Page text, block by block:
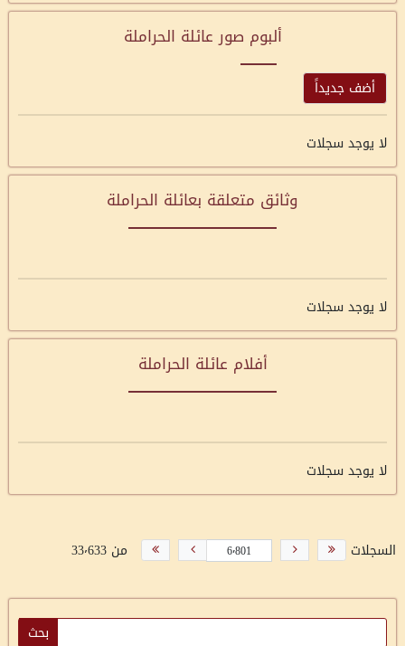
ألبوم صور عائلة الحراملة
أضف جديداً
لا يوجد سجلات
وثائق متعلقة بعائلة الحراملة
لا يوجد سجلات
أفلام عائلة الحراملة
لا يوجد سجلات
السجلات من 33٬633